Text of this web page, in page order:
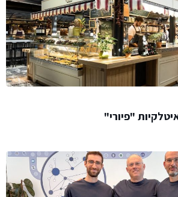
"פיורי"